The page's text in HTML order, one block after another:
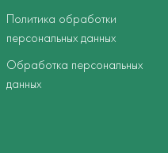
Политика обработки
персональных данных
Обработка персональных
данных